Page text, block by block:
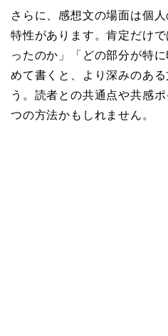
さらに、感想文の場面は個
特性があります。肯定だけ
ったのか」「どの部分が特
めて書くと、より深みのあ
う。読者との共通点や共感
つの方法かもしれません。